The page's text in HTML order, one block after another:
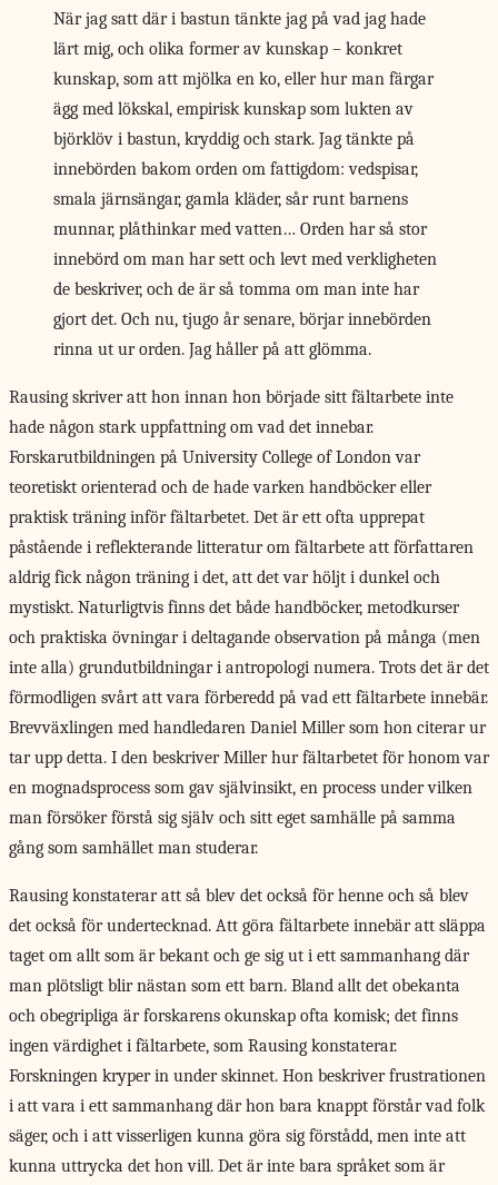
När jag satt där i bastun tänkte jag på vad jag hade
lärt mig, och olika former av kunskap – konkret
kunskap, som att mjölka en ko, eller hur man färgar
ägg med lökskal, empirisk kunskap som lukten av
björklöv i bastun, kryddig och stark. Jag tänkte på
innebörden bakom orden om fattigdom: vedspisar,
smala järnsängar, gamla kläder, sår runt barnens
munnar, plåthinkar med vatten… Orden har så stor
innebörd om man har sett och levt med verkligheten
de beskriver, och de är så tomma om man inte har
gjort det. Och nu, tjugo år senare, börjar innebörden
rinna ut ur orden. Jag håller på att glömma.
Rausing skriver att hon innan hon började sitt fältarbete inte
hade någon stark uppfattning om vad det innebar.
Forskarutbildningen på University College of London var
teoretiskt orienterad och de hade varken handböcker eller
praktisk träning inför fältarbetet. Det är ett ofta upprepat
påstående i reflekterande litteratur om fältarbete att författaren
aldrig fick någon träning i det, att det var höljt i dunkel och
mystiskt. Naturligtvis finns det både handböcker, metodkurser
och praktiska övningar i deltagande observation på många (men
inte alla) grundutbildningar i antropologi numera. Trots det är det
förmodligen svårt att vara förberedd på vad ett fältarbete innebär.
Brevväxlingen med handledaren Daniel Miller som hon citerar ur
tar upp detta. I den beskriver Miller hur fältarbetet för honom var
en mognadsprocess som gav självinsikt, en process under vilken
man försöker förstå sig själv och sitt eget samhälle på samma
gång som samhället man studerar.
Rausing konstaterar att så blev det också för henne och så blev
det också för undertecknad. Att göra fältarbete innebär att släppa
taget om allt som är bekant och ge sig ut i ett sammanhang där
man plötsligt blir nästan som ett barn. Bland allt det obekanta
och obegripliga är forskarens okunskap ofta komisk; det finns
ingen värdighet i fältarbete, som Rausing konstaterar.
Forskningen kryper in under skinnet. Hon beskriver frustrationen
i att vara i ett sammanhang där hon bara knappt förstår vad folk
säger, och i att visserligen kunna göra sig förstådd, men inte att
kunna uttrycka det hon vill. Det är inte bara språket som är